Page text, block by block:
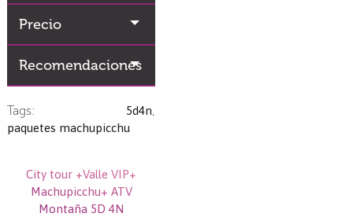
Precio
Recomendaciones
Tags: 5d4n
paquetes machupicchu
City tour +Valle VIP+
Machupicchu+ ATV
Montaña 5D 4N